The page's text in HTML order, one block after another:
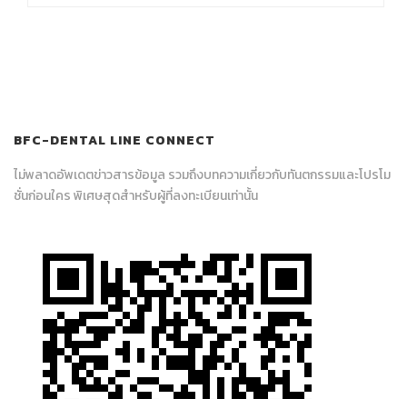
BFC-DENTAL LINE CONNECT
ไม่พลาดอัพเดตข่าวสารข้อมูล รวมถึงบทความเกี่ยวกับทันตกรรมและโปรโม
ชั่นก่อนใคร พิเศษสุดสำหรับผู้ที่ลงทะเบียนเท่านั้น